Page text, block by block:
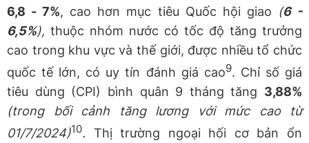
6,8 - 7%, cao hơn mục tiêu Quốc hội giao (6 -
6,5%), thuộc nhóm nước có tốc độ tăng trưởng
cao trong khu vực và thế giới, được nhiều tổ chức
quốc tế lớn, có uy tín đánh giá cao9. Chỉ số giá
tiêu dùng (CPI) bình quân 9 tháng tăng 3,88%
(trong bối cảnh tăng lương
với mức cao từ
01/7/2024)10. Thị trường ngoại hối cơ bản ổn